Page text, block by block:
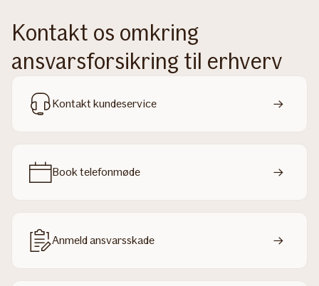
Kontakt os omkring
ansvarsforsikring til erhverv
Kontakt kundeservice
Book telefonmøde
Anmeld ansvarsskade